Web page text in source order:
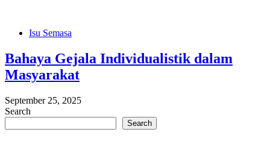
Isu Semasa
Bahaya Gejala Individualistik dalam
Masyarakat
September 25, 2025
Search
Search